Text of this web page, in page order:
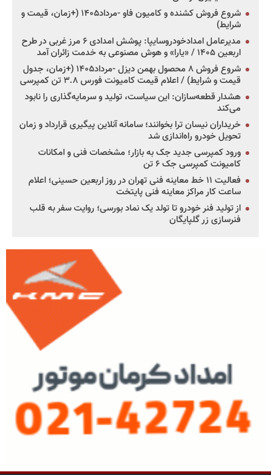
شروع فروش کشنده و کامیون فاو -مرداد۱۴۰۵ (+زمان، قیمت و
شرایط)
مدیرعامل امدادخودروسایپا: پوشش امدادی ۶ مرز غربی در طرح
اربعین ۱۴۰۵ / «یارا» و هوش مصنوعی به خدمت زائران آمد
شروع فروش ۸ محصول بهمن دیزل -مرداد۱۴۰۵ (+زمان، جدول
قیمت و شرایط) / اعلام قیمت کامیونت فورس ۳.۸ تن کمپرسی
هشدار قطعه‌سازان: این سیاست، تولید و سرمایه‌گذاری را نابود
می‌کند
خریداران نیسان ترا بخوانند؛ سامانه آنلاین پیگیری قرارداد و زمان
تحویل خودرو راه‌اندازی شد
ورود کمپرسی جدید جک به بازار؛ مشخصات فنی و امکانات
کامیونت کمپرسی جک ۶ تن
فعالیت ۱۱ خط معاینه فنی تهران در روز اربعین حسینی؛ اعلام
ساعت کار مراکز معاینه فنی پایتخت
از تولید فنر خودرو تا تولد یک نماد بورسی؛ روایت سفر به قلب
فنرسازی زر گلپایگان